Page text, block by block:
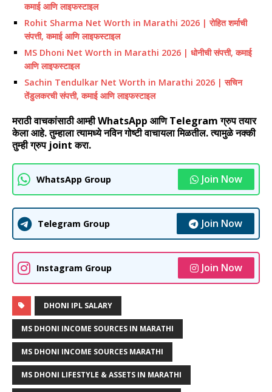
कमाई आणि लाइफस्टाइल
Rohit Sharma Net Worth in Marathi 2026 | रोहित शर्माची
संपत्ती, कमाई आणि लाइफस्टाइल
MS Dhoni Net Worth in Marathi 2026 | धोनीची संपत्ती, कमाई
आणि लाइफस्टाइल
Sachin Tendulkar Net Worth in Marathi 2026 | सचिन
तेंडुलकरची संपत्ती, कमाई आणि लाइफस्टाइल
मराठी वाचकांसाठी आम्ही WhatsApp आणि Telegram ग्रुप तयार
केला आहे. तुम्हाला त्यामध्ये नविन गोष्टी वाचायला मिळतील. त्यामुळे नक्की
तुम्ही ग्रुप joint करा.
WhatsApp Group Join Now
Telegram Group Join Now
Instagram Group Join Now
DHONI IPL SALARY
MS DHONI INCOME SOURCES IN MARATHI
MS DHONI INCOME SOURCES MARATHI
MS DHONI LIFESTYLE & ASSETS IN MARATHI